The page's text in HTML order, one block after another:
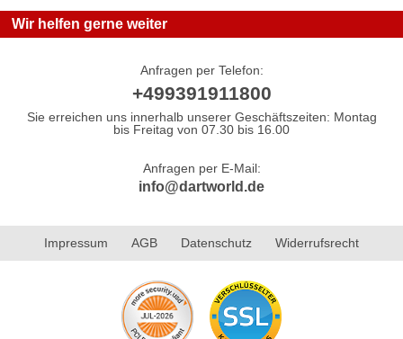
Wir helfen gerne weiter
Anfragen per Telefon:
+499391911800
Sie erreichen uns innerhalb unserer Geschäftszeiten: Montag
bis Freitag von 07.30 bis 16.00
Anfragen per E-Mail:
info@dartworld.de
Impressum AGB Datenschutz Widerrufsrecht